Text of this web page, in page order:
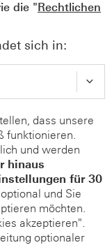
die "Rechtlichen
sich in:
dass unsere
funktionieren.
und werden
hinaus
für 30
und Sie
möchten.
akzeptieren".
optionaler